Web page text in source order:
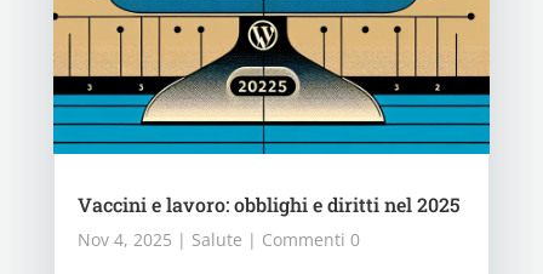
Vaccini e lavoro: obblighi e diritti nel 2025
Nov 4, 2025 | Salute | Commenti 0